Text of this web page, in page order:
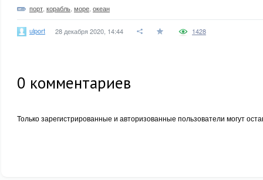
порт корабль море океан
ulport 28 декабря 2020, 14:44 1428
0 комментариев
Только зарегистрированные и авторизованные пользователи могут